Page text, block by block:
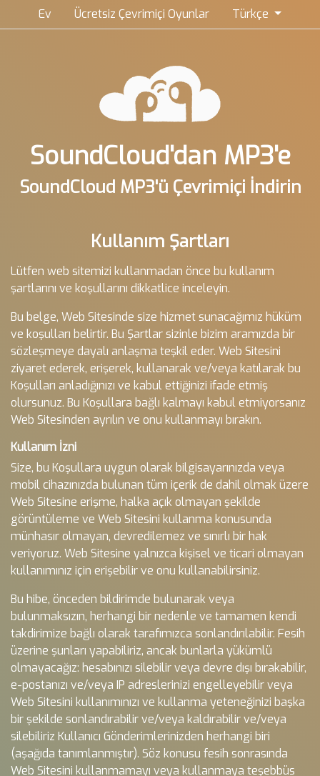
Ev Ücretsiz Çevrimiçi Oyunlar Türkçe
SoundCloud'dan MP3'e
SoundCloud MP3'ü Çevrimiçi İndirin
Kullanım Şartları
Lütfen web sitemizi kullanmadan önce bu kullanım
şartlarını ve koşullarını dikkatlice inceleyin.
Bu belge, Web Sitesinde size hizmet sunacağımız hüküm
ve koşulları belirtir. Bu Şartlar sizinle bizim aramızda bir
sözleşmeye dayalı anlaşma teşkil eder. Web Sitesini
ziyaret ederek, erişerek, kullanarak ve/veya katılarak bu
Koşulları anladığınızı ve kabul ettiğinizi ifade etmiş
olursunuz. Bu Koşullara bağlı kalmayı kabul etmiyorsanız
Web Sitesinden ayrılın ve onu kullanmayı bırakın.
Kullanım İzni
Size, bu Koşullara uygun olarak bilgisayarınızda veya
mobil cihazınızda bulunan tüm içerik de dahil olmak üzere
Web Sitesine erişme, halka açık olmayan şekilde
görüntüleme ve Web Sitesini kullanma konusunda
münhasır olmayan, devredilemez ve sınırlı bir hak
veriyoruz. Web Sitesine yalnızca kişisel ve ticari olmayan
kullanımınız için erişebilir ve onu kullanabilirsiniz.
Bu hibe, önceden bildirimde bulunarak veya
bulunmaksızın, herhangi bir nedenle ve tamamen kendi
takdirimize bağlı olarak tarafımızca sonlandırılabilir. Fesih
üzerine şunları yapabiliriz, ancak bunlarla yükümlü
olmayacağız: hesabınızı silebilir veya devre dışı bırakabilir,
e-postanızı ve/veya IP adreslerinizi engelleyebilir veya
Web Sitesini kullanımınızı ve kullanma yeteneğinizi başka
bir şekilde sonlandırabilir ve/veya kaldırabilir ve/veya
silebiliriz Kullanıcı Gönderimlerinizden herhangi biri
(aşağıda tanımlanmıştır). Söz konusu fesih sonrasında
Web Sitesini kullanmamayı veya kullanmaya teşebbüs